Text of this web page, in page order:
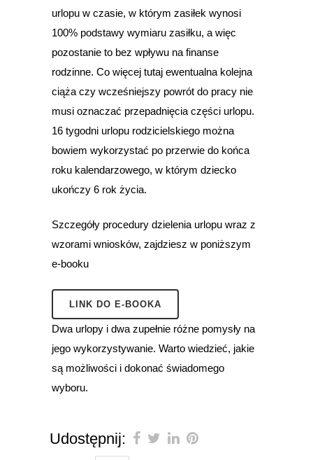
urlopu w czasie, w którym zasiłek wynosi
100% podstawy wymiaru zasiłku, a więc
pozostanie to bez wpływu na finanse
rodzinne. Co więcej tutaj ewentualna kolejna
ciąża czy wcześniejszy powrót do pracy nie
musi oznaczać przepadnięcia części urlopu.
16 tygodni urlopu rodzicielskiego można
bowiem wykorzystać po przerwie do końca
roku kalendarzowego, w którym dziecko
ukończy 6 rok życia.
Szczegóły procedury dzielenia urlopu wraz z
wzorami wniosków, zajdziesz w poniższym
e-booku
LINK DO E-BOOKA
Dwa urlopy i dwa zupełnie różne pomysły na
jego wykorzystywanie. Warto wiedzieć, jakie
są możliwości i dokonać świadomego
wyboru.
Udostępnij: